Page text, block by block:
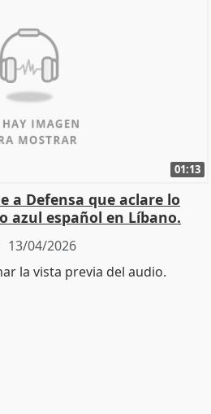
01:13
a Defensa que aclare lo
azul español en Líbano.
13/04/2026